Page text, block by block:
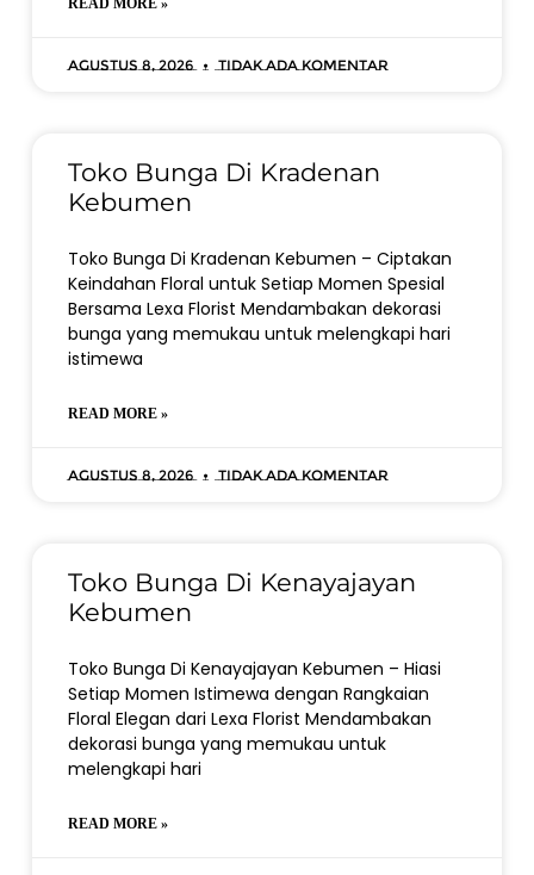
READ MORE »
Agustus 8, 2026 Tidak ada komentar
Toko Bunga Di Kradenan
Kebumen
Toko Bunga Di Kradenan Kebumen – Ciptakan
Keindahan Floral untuk Setiap Momen Spesial
Bersama Lexa Florist Mendambakan dekorasi
bunga yang memukau untuk melengkapi hari
istimewa
READ MORE »
Agustus 8, 2026 Tidak ada komentar
Toko Bunga Di Kenayajayan
Kebumen
Toko Bunga Di Kenayajayan Kebumen – Hiasi
Setiap Momen Istimewa dengan Rangkaian
Floral Elegan dari Lexa Florist Mendambakan
dekorasi bunga yang memukau untuk
melengkapi hari
READ MORE »